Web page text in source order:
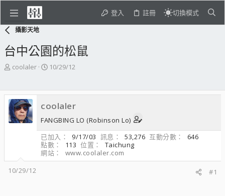
登入 註冊 切換模式
攝影天地
台中公園的松鼠
主
起
人
coolaler
開
期
10/29/12
coolaler
FANGBING LO (Robinson Lo)
已加入
9/17/03 訊息 53,276 互動分數
646
點數
113 位置
Taichung
網站
www.coolaler.com
10/29/12
#1